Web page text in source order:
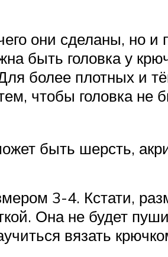
они сделаны, но
быть головка у
более плотных и
чтобы головка не
быть шерсть,
3-4. Кстати,
Она не будет
вязать